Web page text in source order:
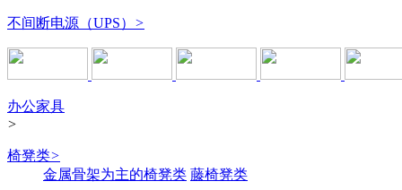
不间断电源（UPS） >
办公家具
>
椅凳类>
金属骨架为主的椅凳类 藤椅凳类